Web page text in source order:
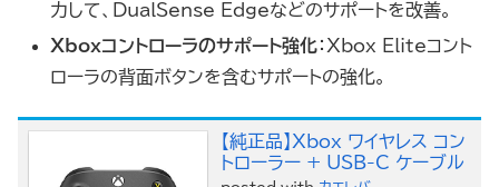
力して、DualSense Edgeなどのサポートを改善。
Xboxコントローラのサポート強化：Xbox Eliteコント
ローラの背面ボタンを含むサポートの強化。
【純正品】Xbox ワイヤレス コン
トローラー + USB-C ケーブル